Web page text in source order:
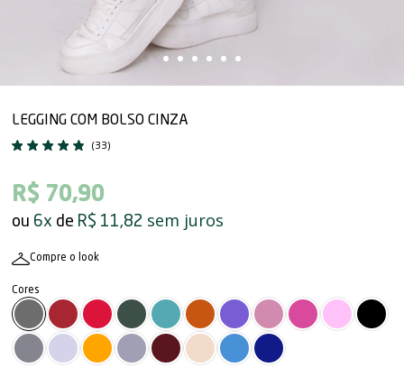
LEGGING COM BOLSO CINZA
(33)
R$ 70,90
6x R$ 11,82 sem juros
Compre o look